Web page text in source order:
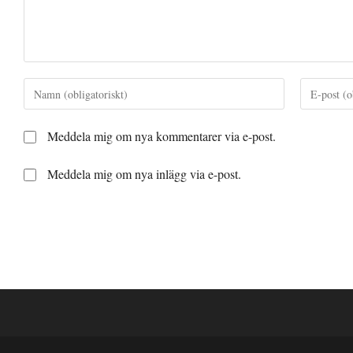
Ange
ditt
eller
användarnamn
för
Ange
din
Meddela mig om nya kommentarer via e-post.
Meddela mig om nya inlägg via e-post.